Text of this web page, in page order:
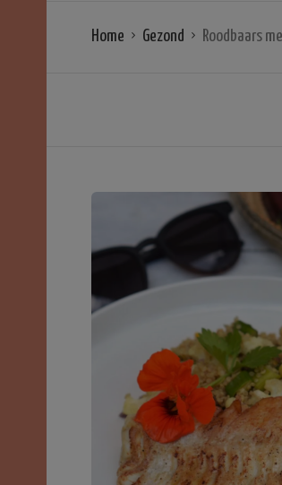
Home Gezond Roodbaars